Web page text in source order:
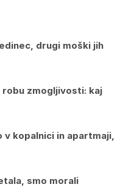
drugi moški jih
robu zmogljivosti: kaj
v kopalnici in apartmaji,
smo morali